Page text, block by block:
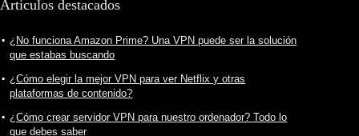
Articulos destacados
¿No funciona Amazon Prime? Una VPN puede ser la solución
que estabas buscando
¿Cómo elegir la mejor VPN para ver Netflix y otras
plataformas de contenido?
¿Cómo crear servidor VPN para nuestro ordenador? Todo lo
que debes saber